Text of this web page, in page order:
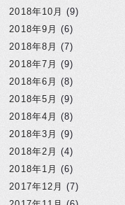
2018年10月 (9)
2018年9月 (6)
2018年8月 (7)
2018年7月 (9)
2018年6月 (8)
2018年5月 (9)
2018年4月 (8)
2018年3月 (9)
2018年2月 (4)
2018年1月 (6)
2017年12月 (7)